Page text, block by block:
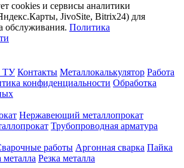
cookies и сервисы аналитики
JivoSite, Bitrix24) для
обслуживания. Политика
ТУ Контакты Металлокалькулятор Работа
конфиденциальности Обработка
Нержавеющий металлопрокат
Трубопроводная арматура
работы Аргонная сварка Пайка
металла Резка металла